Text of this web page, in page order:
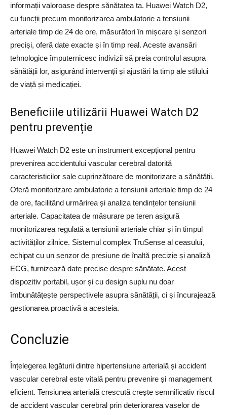
informații valoroase despre sănătatea ta. Huawei Watch D2,
cu funcții precum monitorizarea ambulatorie a tensiunii
arteriale timp de 24 de ore, măsurători în mișcare și senzori
preciși, oferă date exacte și în timp real. Aceste avansări
tehnologice împuternicesc indivizii să preia controlul asupra
sănătății lor, asigurând intervenții și ajustări la timp ale stilului
de viață și medicației.
Beneficiile utilizării Huawei Watch D2
pentru prevenție
Huawei Watch D2 este un instrument excepțional pentru
prevenirea accidentului vascular cerebral datorită
caracteristicilor sale cuprinzătoare de monitorizare a sănătății.
Oferă monitorizare ambulatorie a tensiunii arteriale timp de 24
de ore, facilitând urmărirea și analiza tendințelor tensiunii
arteriale. Capacitatea de măsurare pe teren asigură
monitorizarea regulată a tensiunii arteriale chiar și în timpul
activităților zilnice. Sistemul complex TruSense al ceasului,
echipat cu un senzor de presiune de înaltă precizie și analiză
ECG, furnizează date precise despre sănătate. Acest
dispozitiv portabil, ușor și cu design suplu nu doar
îmbunătățește perspectivele asupra sănătății, ci și încurajează
gestionarea proactivă a acesteia.
Concluzie
Înțelegerea legăturii dintre hipertensiune arterială și accident
vascular cerebral este vitală pentru prevenire și management
eficient. Tensiunea arterială crescută crește semnificativ riscul
de accident vascular cerebral prin deteriorarea vaselor de